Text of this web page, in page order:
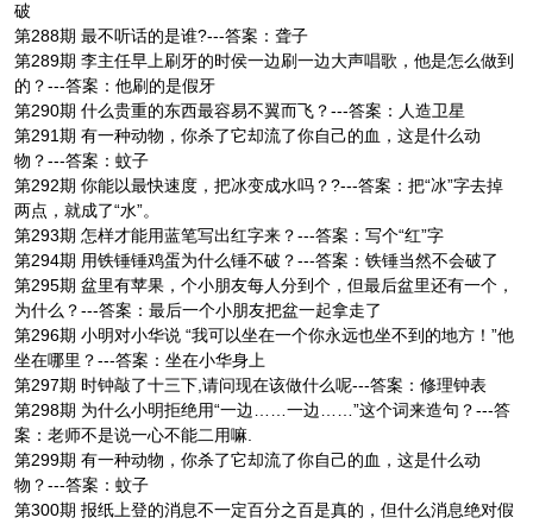
破
第288期 最不听话的是谁?---答案：聋子
第289期 李主任早上刷牙的时侯一边刷一边大声唱歌，他是怎么做到
的？---答案：他刷的是假牙
第290期 什么贵重的东西最容易不翼而飞？---答案：人造卫星
第291期 有一种动物，你杀了它却流了你自己的血，这是什么动
物？---答案：蚊子
第292期 你能以最快速度，把冰变成水吗？?---答案：把“冰”字去掉
两点，就成了“水”。
第293期 怎样才能用蓝笔写出红字来？---答案：写个“红”字
第294期 用铁锤锤鸡蛋为什么锤不破？---答案：铁锤当然不会破了
第295期 盆里有苹果，个小朋友每人分到个，但最后盆里还有一个，
为什么？---答案：最后一个小朋友把盆一起拿走了
第296期 小明对小华说 “我可以坐在一个你永远也坐不到的地方！”他
坐在哪里？---答案：坐在小华身上
第297期 时钟敲了十三下,请问现在该做什么呢---答案：修理钟表
第298期 为什么小明拒绝用“一边……一边……”这个词来造句？---答
案：老师不是说一心不能二用嘛.
第299期 有一种动物，你杀了它却流了你自己的血，这是什么动
物？---答案：蚊子
第300期 报纸上登的消息不一定百分之百是真的，但什么消息绝对假